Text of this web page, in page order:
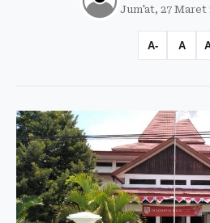
Jum'at, 27 Maret
A- A